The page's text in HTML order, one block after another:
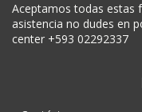
Aceptamos todas estas
asistencia no dudes en
center +593 02292337